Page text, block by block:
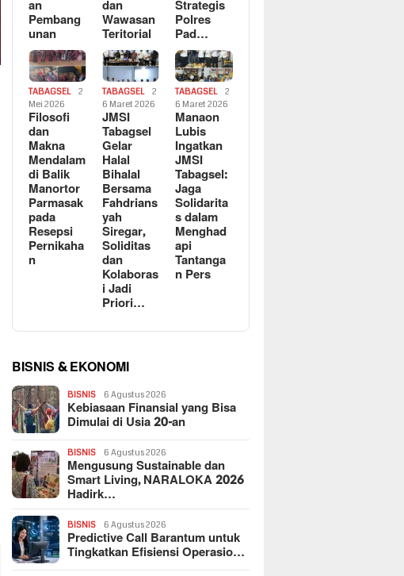
an
Pembang
unan
dan
Wawasan
Teritorial
Strategis
Polres
Pad…
TABAGSEL
2
Mei 2026
Filosofi
dan
Makna
Mendalam
di Balik
Manortor
Parmasak
pada
Resepsi
Pernikaha
n
TABAGSEL
2
6 Maret 2026
JMSI
Tabagsel
Gelar
Halal
Bihalal
Bersama
Fahdrians
yah
Siregar,
Soliditas
dan
Kolaboras
i Jadi
Priori…
TABAGSEL
2
6 Maret 2026
Manaon
Lubis
Ingatkan
JMSI
Tabagsel:
Jaga
Solidarita
s dalam
Menghad
api
Tantanga
n Pers
BISNIS & EKONOMI
BISNIS 6 Agustus 2026
Kebiasaan Finansial yang Bisa
Dimulai di Usia 20-an
BISNIS 6 Agustus 2026
Mengusung Sustainable dan
Smart Living, NARALOKA 2026
Hadirk…
BISNIS 6 Agustus 2026
Predictive Call Barantum untuk
Tingkatkan Efisiensi Operasio…